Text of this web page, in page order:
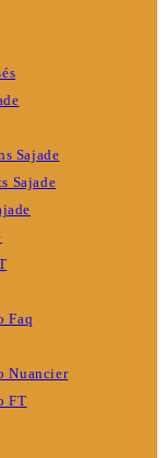
Sajade
Sajade
Faq
Nuancier
FT